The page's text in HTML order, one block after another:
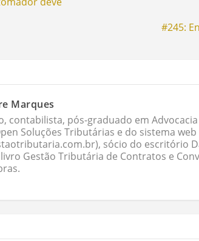
#245:
Marques
contabilista, pós-graduado em
Soluções Tributárias e do sistema
sócio do escritório
Gestão Tributária de Contratos e